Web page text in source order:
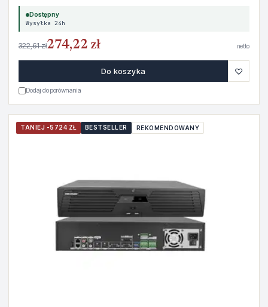
Dostępny
Wysyłka 24h
322,61 zł274,22 zł netto
Do koszyka ♡
Dodaj do porównania
TANIEJ -5724 ZŁ BESTSELLER REKOMENDOWANY